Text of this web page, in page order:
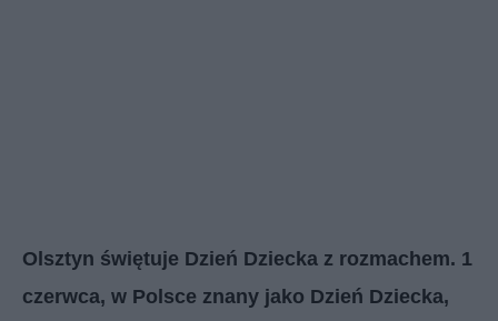
Olsztyn świętuje Dzień Dziecka z rozmachem. 1
czerwca, w Polsce znany jako Dzień Dziecka,